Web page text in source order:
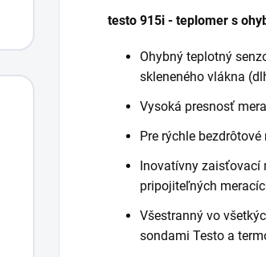
testo 915i - teplomer s
Ohybný teplotný
skleneného vlákna
Vysoká presnosť
Pre rýchle
Inovatívny zaisťovací
pripojiteľných
Všestranný vo
sondami Testo a